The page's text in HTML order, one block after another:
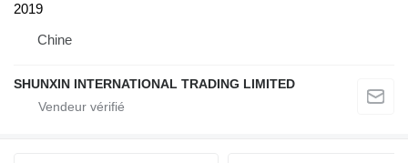
2019
Chine
SHUNXIN INTERNATIONAL TRADING LIMITED